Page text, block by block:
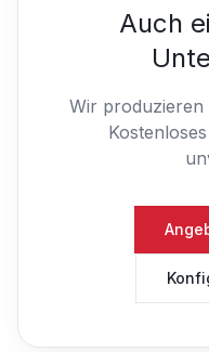
Auch
Wir produzieren